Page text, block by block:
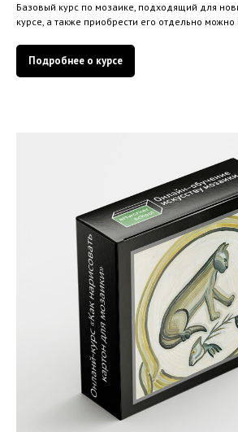
Базовый курс по мозаике, подходящий для
курсе, а также приобрести его отдельно
Подробнее о курсе